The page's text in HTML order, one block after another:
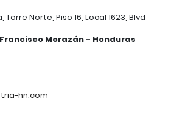
Norte, Piso 16, Local 1623, Blvd
Morazán - Honduras
hn.com